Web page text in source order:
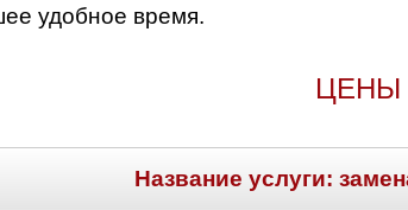
удобное время.
ЦЕНЫ
Название услуги: